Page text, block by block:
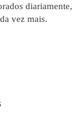
diariamente,
vez mais.